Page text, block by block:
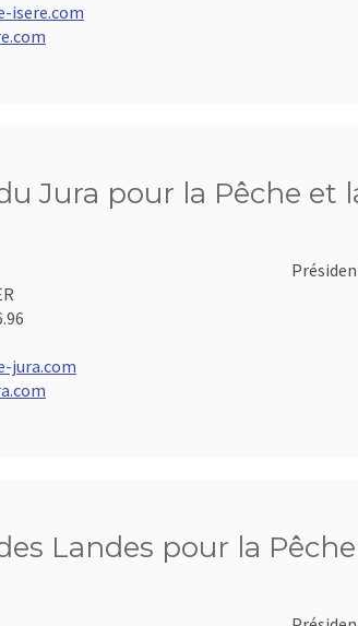
isere.com
Jura pour la Pêche et
jura.com
Landes pour la